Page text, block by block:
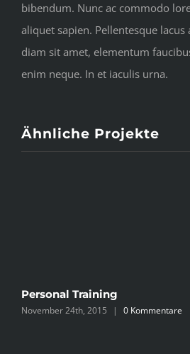
bibendum. Nunc ac commodo
aliquet sapien. Pellentesque
diam sit amet, elementum
enim neque. In et iaculis urna.
Ähnliche Projekte
Personal Training
November 24th, 2015 | 0 Kommentare